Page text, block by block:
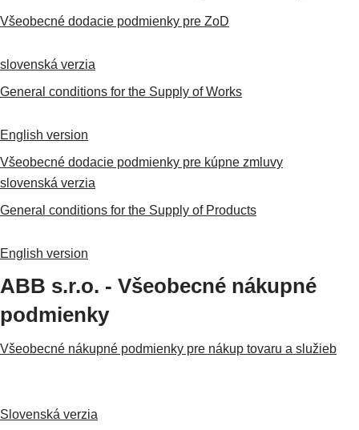
Suggestions
See more products
0
Všeobecné dodacie podmienky pre ZoD
slovenská verzia
General conditions for the Supply of Works
English version
Všeobecné dodacie podmienky pre kúpne zmluvy
slovenská verzia
General conditions for the Supply of Products
English version
ABB s.r.o. - Všeobecné nákupné
podmienky
Všeobecné nákupné podmienky pre nákup tovaru a služieb
Slovenská verzia